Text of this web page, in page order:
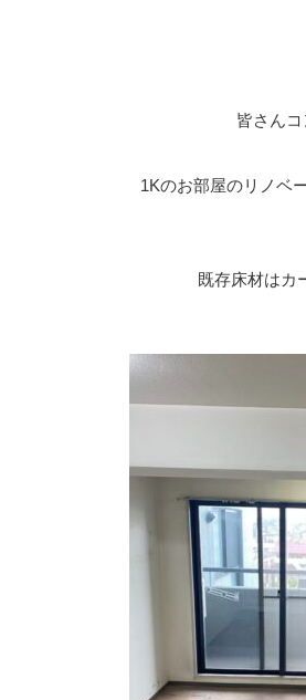
皆さん
1Kのお部屋のリノベ
既存床材はカ